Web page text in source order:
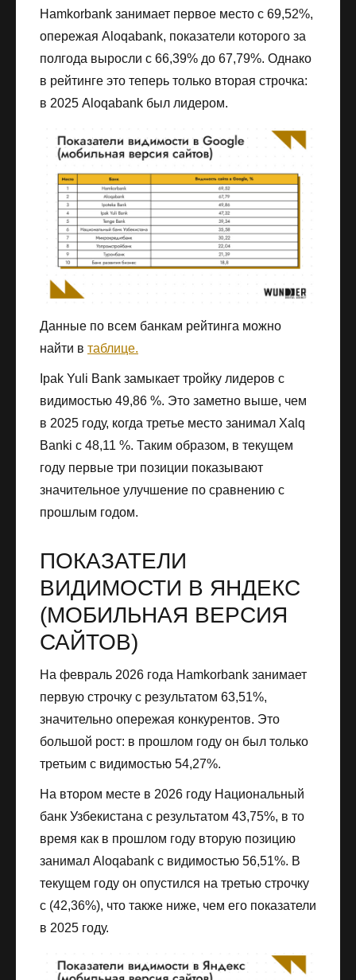
Hamkorbank занимает первое место с 69,52%,
опережая Aloqabank, показатели которого за
полгода выросли с 66,39% до 67,79%. Однако
в рейтинге это теперь только вторая строчка:
в 2025 Aloqabank был лидером.
Данные по всем банкам рейтинга можно
найти в таблице.
Ipak Yuli Bank замыкает тройку лидеров с
видимостью 49,86 %. Это заметно выше, чем
в 2025 году, когда третье место занимал Xalq
Banki с 48,11 %. Таким образом, в текущем
году первые три позиции показывают
значительное улучшение по сравнению с
прошлым годом.
ПОКАЗАТЕЛИ
ВИДИМОСТИ В ЯНДЕКС
(МОБИЛЬНАЯ ВЕРСИЯ
САЙТОВ)
На февраль 2026 года Hamkorbank занимает
первую строчку с результатом 63,51%,
значительно опережая конкурентов. Это
большой рост: в прошлом году он был только
третьим с видимостью 54,27%.
На втором месте в 2026 году Национальный
банк Узбекистана с результатом 43,75%, в то
время как в прошлом году вторую позицию
занимал Aloqabank с видимостью 56,51%. В
текущем году он опустился на третью строчку
с (42,36%), что также ниже, чем его показатели
в 2025 году.